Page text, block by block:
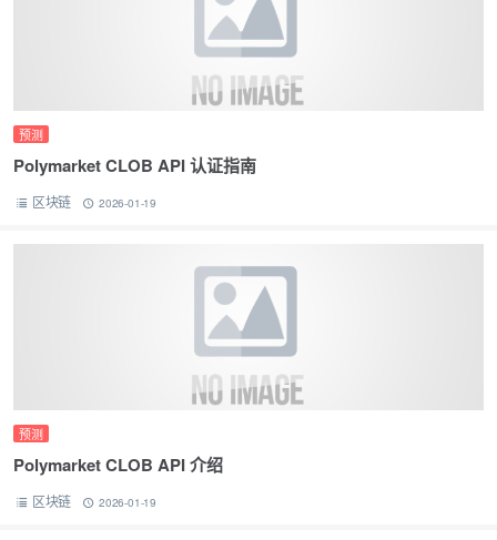
预测
Polymarket CLOB API 认证指南
区块链 2026-01-19
预测
Polymarket CLOB API 介绍
区块链 2026-01-19